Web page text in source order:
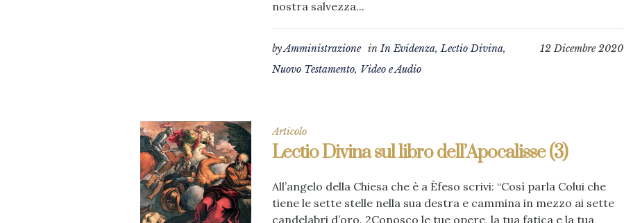
nostra salvezza...
12 Dicembre 2020
byAmministrazione inIn Evidenza,Lectio Divina,
Nuovo Testamento, Video e Audio
Articolo
Lectio Divina sul libro dell’Apocalisse (3)
All’angelo della Chiesa che è a Èfeso scrivi: “Così parla Colui che
tiene le sette stelle nella sua destra e cammina in mezzo ai sette
candelabri d’oro. 2Conosco le tue opere, la tua fatica e la tua